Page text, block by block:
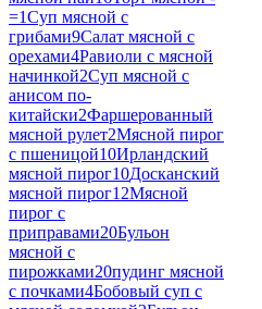
=1Суп мясной с
грибами9Салат мясной с
орехами4Равиоли с мясной
начинкой2Суп мясной с
анисом по-
китайски2Фаршерованный
мясной рулет2Мясной пирог
с пшеницой10Ирландский
мясной пирог10Досканский
мясной пирог12Мясной
пирог с
приправами20Бульон
мясной с
пирожками20пудинг мясной
с почками4Бобовый суп с